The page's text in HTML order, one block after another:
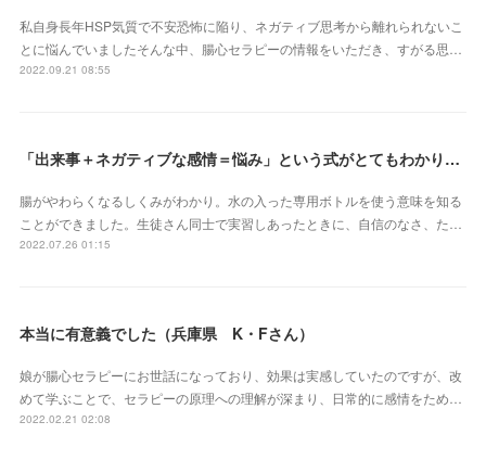
私自身長年HSP気質で不安恐怖に陥り、ネガティブ思考から離れられないこ
とに悩んでいましたそんな中、腸心セラピーの情報をいただき、すがる思…
2022.09.21 08:55
「出来事＋ネガティブな感情＝悩み」という式がとてもわかりやすかったです（埼玉県 S・Eさん）
腸がやわらくなるしくみがわかり。水の入った専用ボトルを使う意味を知る
ことができました。生徒さん同士で実習しあったときに、自信のなさ、た…
2022.07.26 01:15
本当に有意義でした（兵庫県 K・Fさん）
娘が腸心セラピーにお世話になっており、効果は実感していたのですが、改
めて学ぶことで、セラピーの原理への理解が深まり、日常的に感情をため…
2022.02.21 02:08